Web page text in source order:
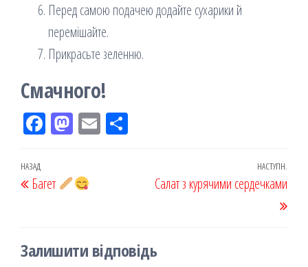
Перед самою подачею додайте сухарики й
перемішайте.
Прикрасьте зеленню.
Смачного!
Fac
k
M
on
Em
Навігація
записів
Попередній
запис
НАЗАД
Багет
НАСТУПН.
Салат з курячими сердечками
Залишити відповідь